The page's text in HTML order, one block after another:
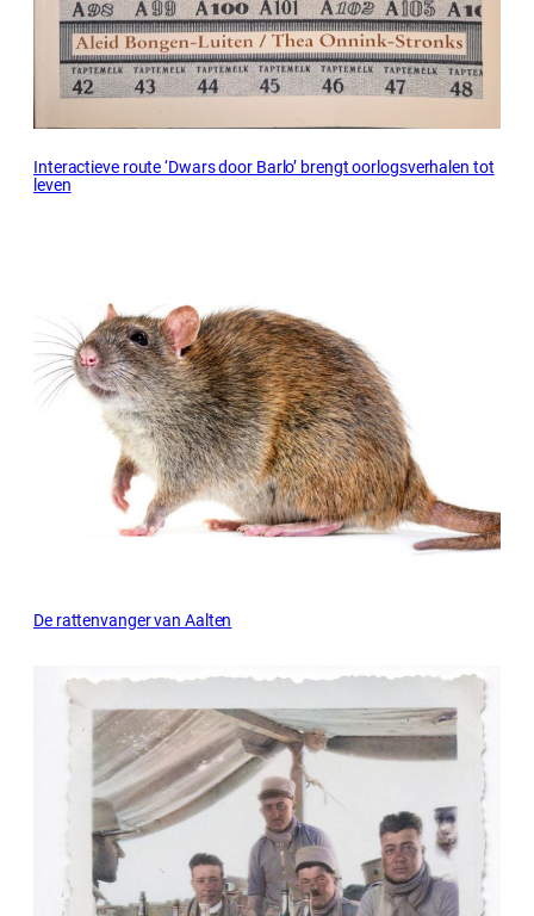
Interactieve route ‘Dwars door Barlo’ brengt oorlogsverhalen tot
leven
De rattenvanger van Aalten